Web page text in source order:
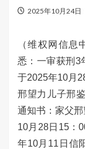
2025年10月24日
（维权网信息
悉：一审获刑 3
于2025年10月
邢望力儿子邢
通知书：家父
10月 28日 15：
年10月 11 日信